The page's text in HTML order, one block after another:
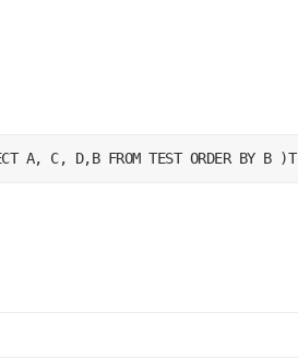
:-)
A, C, D,B FROM TEST ORDER BY B )T